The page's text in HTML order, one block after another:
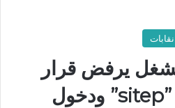
نقابات
يرفض قرار
التسخير بشركة ”sitep” ودخول